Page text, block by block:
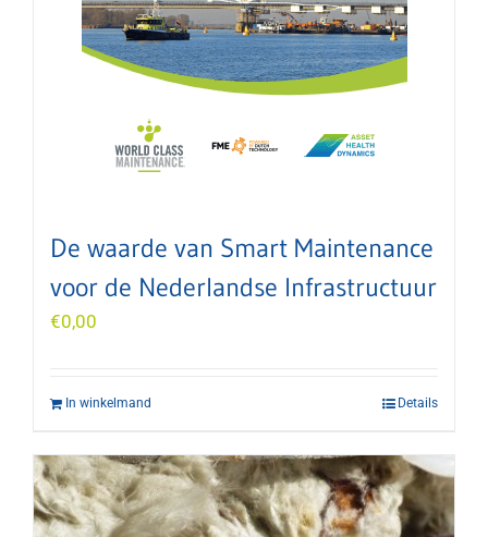
De waarde van Smart Maintenance
voor de Nederlandse Infrastructuur
€0,00
In winkelmand Details